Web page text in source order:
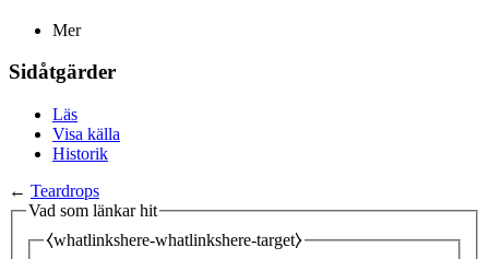
Mer
Sidåtgärder
Läs
Visa källa
Historik
← Teardrops
Vad som länkar hit
⧼whatlinkshere-whatlinkshere-target⧽